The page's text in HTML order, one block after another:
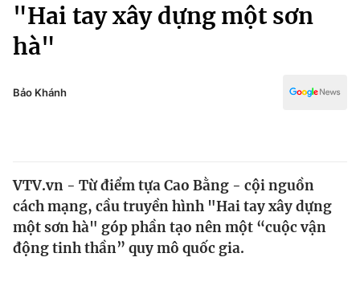
Chính trị
Xã hội
Pháp luật
Thế giới
Tin tức
Thế giới đó đây
Kinh tế
Truyền hình
"Hai tay xây dựng một sơn
hà"
Bảo Khánh
VTV.vn - Từ điểm tựa Cao Bằng - cội nguồn
cách mạng, cầu truyền hình "Hai tay xây dựng
một sơn hà" góp phần tạo nên một “cuộc vận
động tinh thần” quy mô quốc gia.